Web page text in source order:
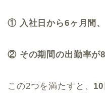
① 入社日から6ヶ月間
② その期間の出勤率が
この2つを満たすと、 10